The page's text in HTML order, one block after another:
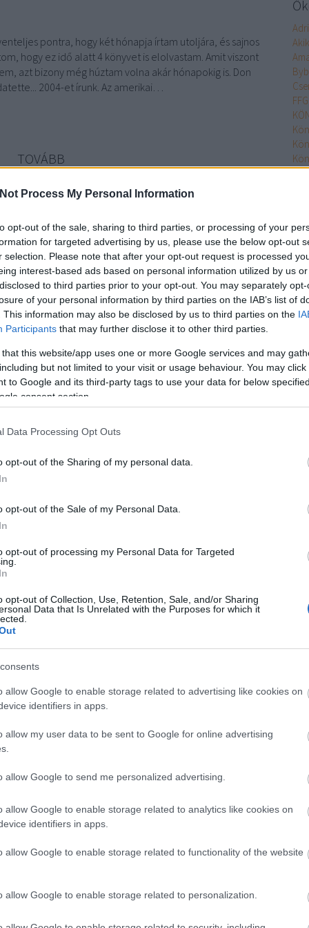
Process My Personal Information
opt-out of the sale, sharing to third parties, or processing of your
for targeted advertising by us, please use the below opt-out
selection. Please note that after your opt-out request is processed
interest-based ads based on personal information utilized by us
to third parties prior to your opt-out. You may separately
of your personal information by third parties on the IAB’s list of
This information may also be disclosed by us to third parties on the
Participants that may further disclose it to other third parties.
that this website/app uses one or more Google services and may
but not limited to your visit or usage behaviour. You may
to Google and its third-party tags to use your data for below
consent section.
Data Processing Opt Outs
opt-out of the Sharing of my personal data.
opt-out of the Sale of my Personal Data.
opt-out of processing my Personal Data for Targeted
opt-out of Collection, Use, Retention, Sale, and/or Sharing
Data that Is Unrelated with the Purposes for which it
allow Google to enable storage related to advertising like cookies on
identifiers in apps.
allow my user data to be sent to Google for online advertising
allow Google to send me personalized advertising.
allow Google to enable storage related to analytics like cookies on
identifiers in apps.
allow Google to enable storage related to functionality of the website
allow Google to enable storage related to personalization.
pontra, hogy két hónapja írtam utoljára, és sajnos
hogy ez idő alatt 4 könyvet is elolvastam. Amit viszont
azt bizony még húztam volna akár hónapokig is. Don
2004-et ​írunk. Az amerikai…
TOVÁBB
úszómedencével
nagy hatással volt rám, úgyhogy bíztam benne, hogy Koch
sem fogok csalódni. Ha úgy vesszük, hogy A vacsora megüli
a Nyaraló úszómedencével talán még fájdalmasabb
egy félresikerült orvosi beavatkozás…
könyv európa dráma herman koch nyaraló úszómedencével
Temetője trilógiával elrabolta a lelkem, ezáltal nem
megjelenésére azonnal lecsapok. Az Európa Kiadónak hála
a világhírnév előtti regényével, amely szintén nem
​padlásán valamennyien őrzünk…
könyv európa dráma szépirodalom carlos ruiz zafón
magyarul kiadott regényét imádom. Bátran nyúl olyan
11/